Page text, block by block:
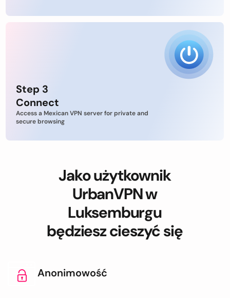
Step 3
Connect
Access a Mexican VPN server for private and
secure browsing
Jako użytkownik
UrbanVPN w
Luksemburgu
będziesz cieszyć się
Anonimowość